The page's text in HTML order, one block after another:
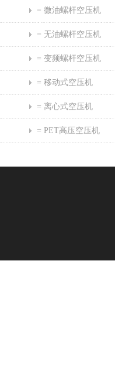
= 微油螺杆空压机
= 无油螺杆空压机
= 变频螺杆空压机
= 移动式空压机
= 离心式空压机
= PET高压空压机